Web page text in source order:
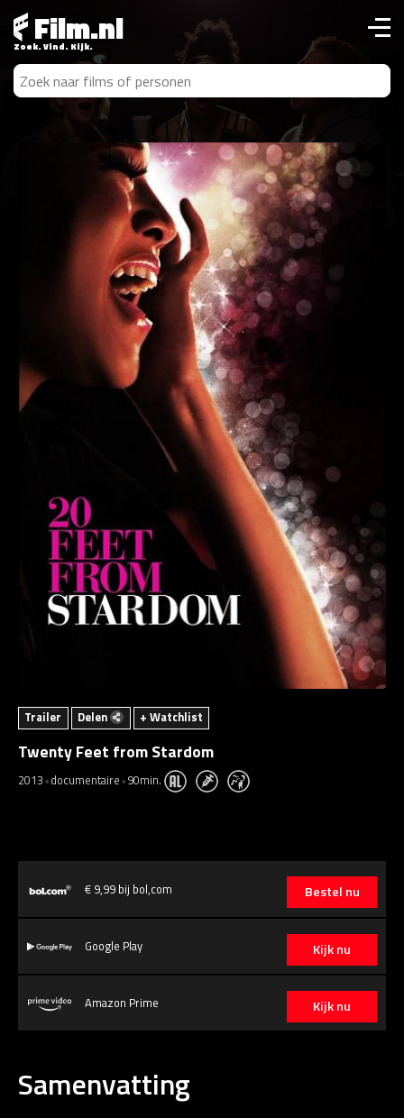
Film.nl
Zoek. Vind. Kijk.
Trailer Delen + Watchlist
Twenty Feet from Stardom
2013 documentaire 90min.
Bestel nu
€ 9,99 bij bol,com
Kijk nu
Google Play
Kijk nu
Amazon Prime
Samenvatting